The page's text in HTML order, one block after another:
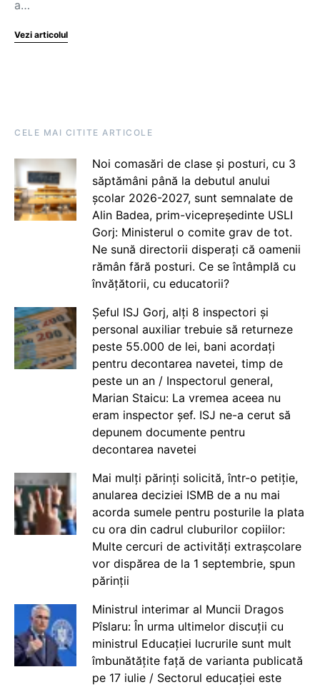
a…
Vezi articolul
CELE MAI CITITE ARTICOLE
Noi comasări de clase și posturi, cu 3
săptămâni până la debutul anului
școlar 2026-2027, sunt semnalate de
Alin Badea, prim-vicepreședinte USLI
Gorj: Ministerul o comite grav de tot.
Ne sună directorii disperați că oamenii
rămân fără posturi. Ce se întâmplă cu
învățătorii, cu educatorii?
Șeful ISJ Gorj, alți 8 inspectori și
personal auxiliar trebuie să returneze
peste 55.000 de lei, bani acordați
pentru decontarea navetei, timp de
peste un an / Inspectorul general,
Marian Staicu: La vremea aceea nu
eram inspector șef. ISJ ne-a cerut să
depunem documente pentru
decontarea navetei
Mai mulți părinți solicită, într-o petiție,
anularea deciziei ISMB de a nu mai
acorda sumele pentru posturile la plata
cu ora din cadrul cluburilor copiilor:
Multe cercuri de activități extrașcolare
vor dispărea de la 1 septembrie, spun
părinții
Ministrul interimar al Muncii Dragos
Pîslaru: În urma ultimelor discuții cu
ministrul Educației lucrurile sunt mult
îmbunătățite față de varianta publicată
pe 17 iulie / Sectorul educației este